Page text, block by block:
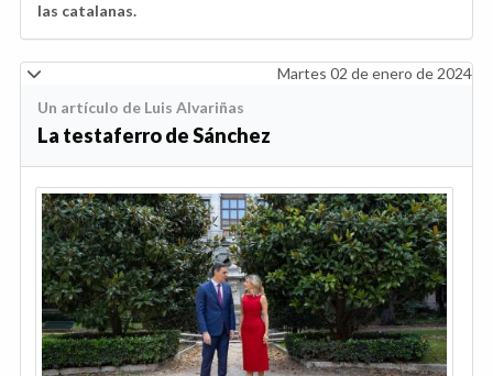
las catalanas.
Martes 02 de enero de 2024
Un artículo de Luis Alvariñas
La testaferro de Sánchez